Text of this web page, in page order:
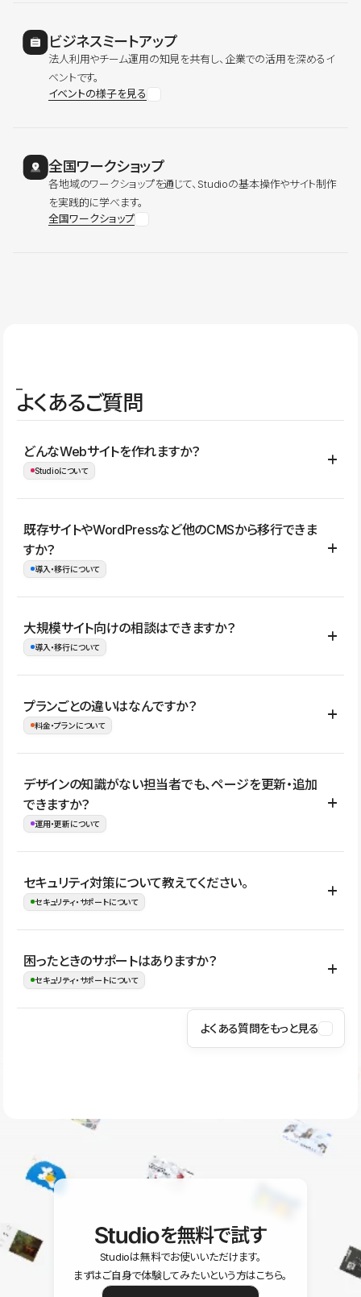
ビジネスミートアップ
法人利用やチーム運用の知見を共有し、企業での活用を深めるイ
ベントです。
イベントの様子を見る
全国ワークショップ
各地域のワークショップを通じて、Studioの基本操作やサイト制作
を実践的に学べます。
全国ワークショップ
よくあるご質問
どんなWebサイトを作れますか？
Studioについて
コーポレートサイト、サービスサイト、LP、採用サイト、ブロ
グ・メディア、イベントサイト、店舗・商品紹介サイト、ポートフ
ォリオなど幅広く制作できます。
既存サイトやWordPressなど他のCMSから移行できま
すか？
導入・移行について
はい。既存サイトの構成やコンテンツ、URLを整理したうえで、
Studio上に再構築する形で移行できます。 WordPressの場合は、
イト全体のデザインや設定がそのまま移行されるわけではないた
め、移行後にページ構成やデザイン、CMS設計、URL・リダイレク
大規模サイト向けの相談はできますか？
導入・移行について
はい。アクセス規模が大きいサイトや、複数部門での運用、権限管
理、セキュリティ確認、既存システムとの連携など、個別の要件が
ない段階でも、お問い合わせください。
お問合せはこちら
プランごとの違いはなんですか？
料金・プランについて
公開ページ数、バージョン履歴の期間、CMS利用数の上限、権限
管理の有無などがプランごとに異なります。詳しくは料金プランペ
ージをご覧ください。
デザインの知識がない担当者でも、ページを更新・追加
できますか？
運用・更新について
はい。CMSやコンポーネントを活用して更新範囲を設計しておく
ことで、デザインを崩しにくい状態で運用できます。 さらにコン
ながらレイアウトに影響を与えずに更新作業を進めやすくなりま
す。
セキュリティ対策について教えてください。
セキュリティ・サポートについて
Studioでは、公開サイトやサービスを安全に利用できるよう、通信
の暗号化、データ保護、アクセス管理、脆弱性対策など、複数の観
はSSL/TLSによる通信暗号化に対応しており、悪質なスクリプトの
困ったときのサポートはありますか？
セキュリティ・サポートについて
操作方法や機能については、ヘルプセンターでご確認いただけま
ユーザー同士で質問・相談できるコミュニティもご利用ください。
よくある質問をもっと見る
を無料で試す
Studioは無料でお使いいただけます。
まずはご自身で体験してみたいという方はこちら。